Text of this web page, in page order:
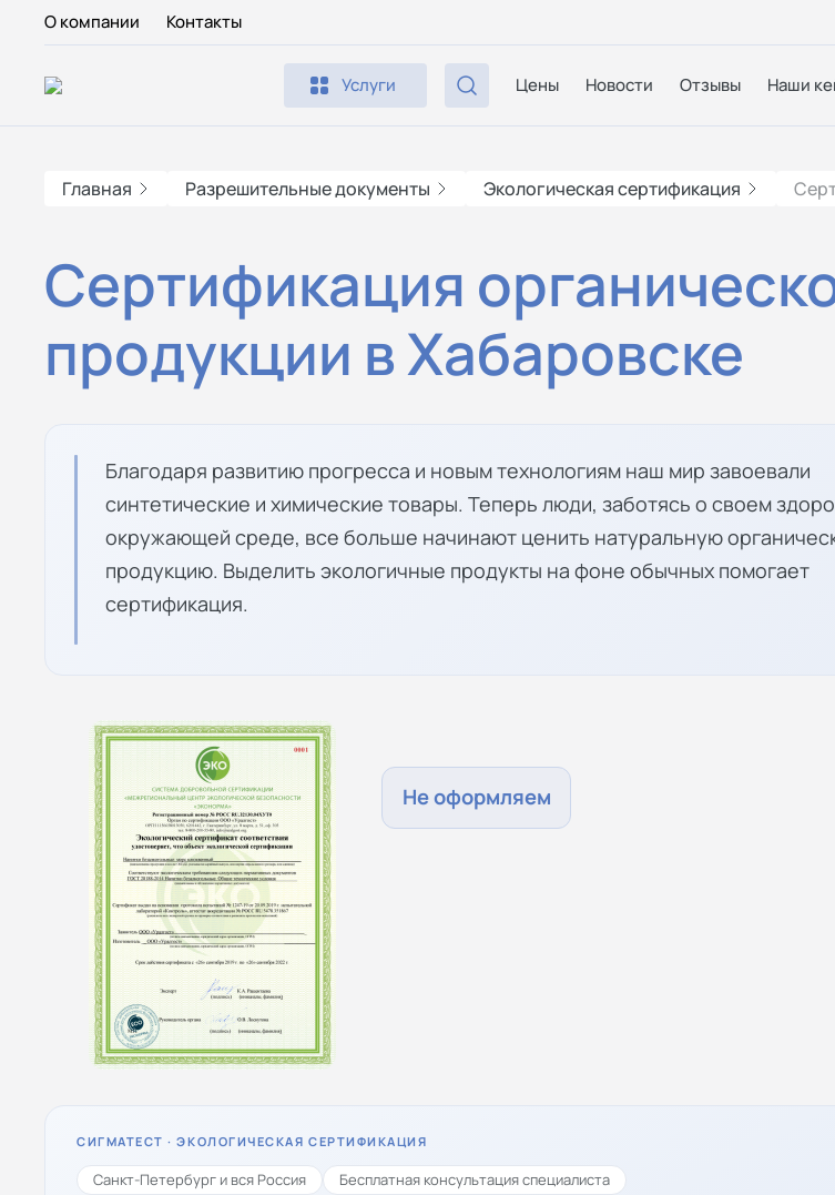
О компании Контакты
Услуги Цены Новости Отзывы Наши
Главная Разрешительные документы Экологическая сертификация
Сертификация
продукции в Хабаровске
Благодаря развитию прогресса и новым технологиям наш мир завоевали
синтетические и химические товары. Теперь люди, заботясь о своем
окружающей среде, все больше начинают ценить натуральную
продукцию. Выделить экологичные продукты на фоне обычных помогает
сертификация.
Не оформляем
СИГМАТЕСТ · ЭКОЛОГИЧЕСКАЯ СЕРТИФИКАЦИЯ
Санкт-Петербург и вся Россия Бесплатная консультация специалиста